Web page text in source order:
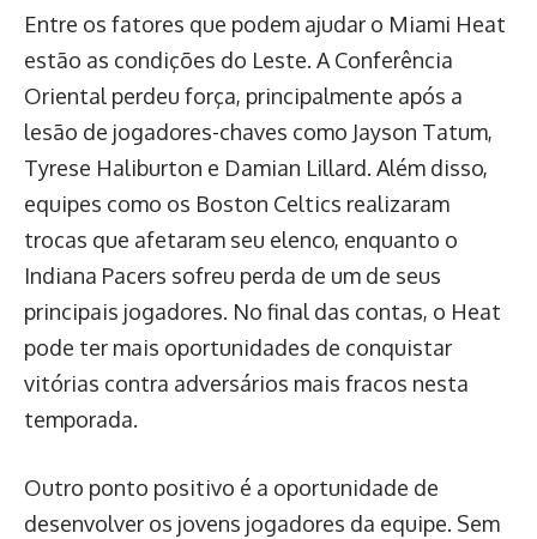
Entre os fatores que podem ajudar o Miami Heat
estão as condições do Leste. A Conferência
Oriental perdeu força, principalmente após a
lesão de jogadores-chaves como Jayson Tatum,
Tyrese Haliburton e Damian Lillard. Além disso,
equipes como os Boston Celtics realizaram
trocas que afetaram seu elenco, enquanto o
Indiana Pacers sofreu perda de um de seus
principais jogadores. No final das contas, o Heat
pode ter mais oportunidades de conquistar
vitórias contra adversários mais fracos nesta
temporada.
Outro ponto positivo é a oportunidade de
desenvolver os jovens jogadores da equipe. Sem